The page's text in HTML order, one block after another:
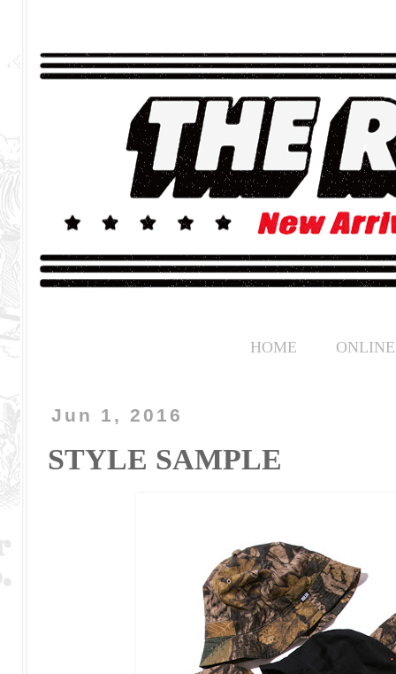
HOME
Jun 1, 2016
STYLE SAMPLE